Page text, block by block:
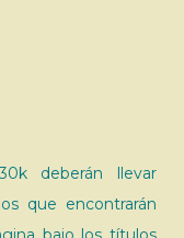
deberán llevar
que encontrarán